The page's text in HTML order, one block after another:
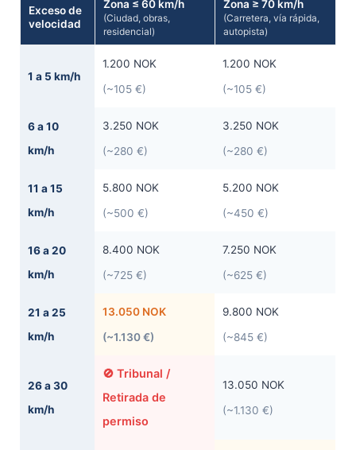
Exceso de
velocidad
Zona ≤ 60 km/h
(Ciudad, obras,
residencial)
Zona ≥ 70 km/h
(Carretera, vía rápida,
autopista)
1 a 5 km/h
1.200 NOK
(~105 €)
1.200 NOK
(~105 €)
6 a 10
km/h
3.250 NOK
(~280 €)
3.250 NOK
(~280 €)
11 a 15
km/h
5.800 NOK
(~500 €)
5.200 NOK
(~450 €)
16 a 20
km/h
8.400 NOK
(~725 €)
7.250 NOK
(~625 €)
21 a 25
km/h
13.050 NOK
(~1.130 €)
9.800 NOK
(~845 €)
26 a 30
km/h
🚫 Tribunal /
Retirada de
permiso
13.050 NOK
(~1.130 €)